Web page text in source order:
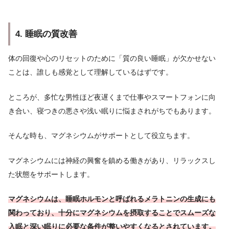
4. 睡眠の質改善
体の回復や心のリセットのために「質の良い睡眠」が欠かせない
ことは、誰しも感覚として理解しているはずです。
ところが、多忙な男性ほど夜遅くまで仕事やスマートフォンに向
き合い、寝つきの悪さや浅い眠りに悩まされがちでもあります。
そんな時も、マグネシウムがサポートとして役立ちます。
マグネシウムには神経の興奮を鎮める働きがあり、リラックスし
た状態をサポートします。
マグネシウムは、睡眠ホルモンと呼ばれるメラトニンの生成にも
関わっており、十分にマグネシウムを摂取することでスムーズな
入眠と深い眠りに必要な条件が整いやすくなるとされています。